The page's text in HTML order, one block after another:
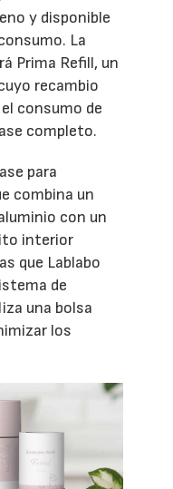
y disponible
La
Prima Refill, un
recambio
consumo de
completo.
para
combina un
con un
interior
que Lablabo
de
una bolsa
los